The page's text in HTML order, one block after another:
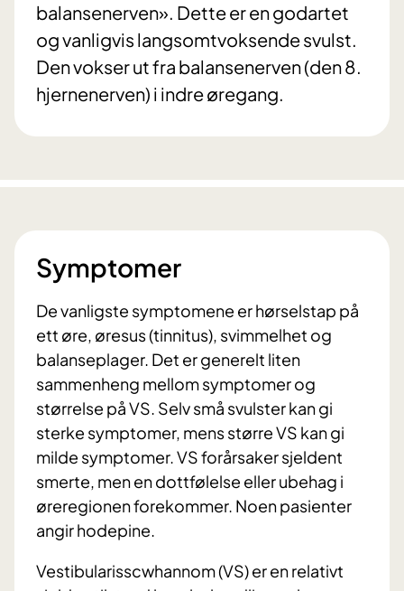
balansenerven». Dette er en godartet
og vanligvis langsomtvoksende svulst.
Den vokser ut fra balansenerven (den 8.
hjernenerven) i indre øregang.
Symptomer
De vanligste symptomene er hørselstap på
ett øre, øresus (tinnitus), svimmelhet og
balanseplager. Det er generelt liten
sammenheng mellom symptomer og
størrelse på VS. Selv små svulster kan gi
sterke symptomer, mens større VS kan gi
milde symptomer. VS forårsaker sjeldent
smerte, men en dottfølelse eller ubehag i
øreregionen forekommer. Noen pasienter
angir hodepine.
Vestibularisscwhannom (VS) er en relativt